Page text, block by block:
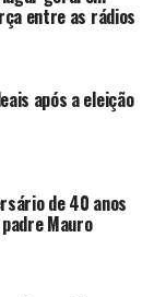
entre as rádios
após a eleição
de 40 anos
Mauro